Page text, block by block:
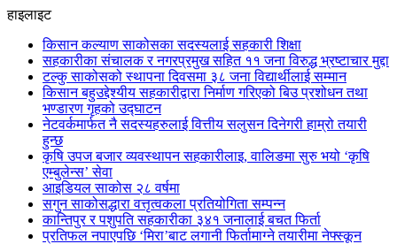
हाइलाइट
किसान कल्याण साकोसका सदस्यलाई सहकारी शिक्षा
सहकारीका संचालक र नगरप्रमुख सहित ११ जना विरुद्ध भ्रष्टाचार मुद्दा
टल्कु साकोसको स्थापना दिवसमा ३८ जना विद्यार्थीलाई सम्मान
किसान बहुउद्देश्यीय सहकारीद्वारा निर्माण गरिएको बिउ प्रशोधन तथा
भण्डारण गृहको उद्घाटन
नेटवर्कमार्फत नै सदस्यहरुलाई वित्तीय सलुसन दिनेगरी हाम्रो तयारी
हुन्छ
कृषि उपज बजार व्यवस्थापन सहकारीलाइ, वालिङमा सुरु भयो ‘कृषि
एम्बुलेन्स’ सेवा
आइडियल साकोस २८ वर्षमा
सगुन साकोसद्धारा वत्तृत्वकला प्रतियोगिता सम्पन्न
कान्तिपुर र पशुपति सहकारीका ३४१ जनालाई बचत फिर्ता
प्रतिफल नपाएपछि ‘मिरा’बाट लगानी फिर्तामाग्ने तयारीमा नेफ्स्कून